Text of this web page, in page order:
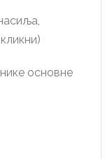
основне